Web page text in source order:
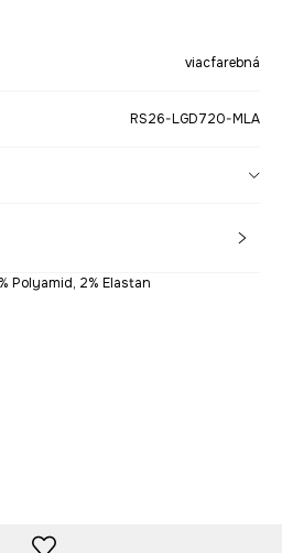
viacfarebná
RS26-LGD720-MLA
Polyamid, 2% Elastan